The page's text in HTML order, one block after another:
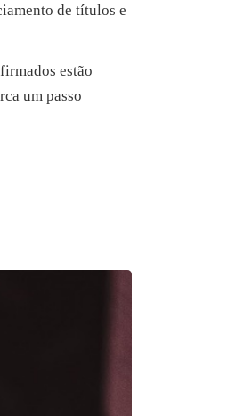
de títulos e
estão
um passo